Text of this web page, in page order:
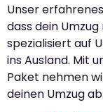
Unser
dass dein
spezialisiert auf
ins Ausland. Mit
Paket nehmen
deinen Umzug ab.